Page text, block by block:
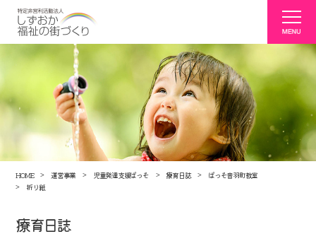
HOME 運営事業 児童発達支援ぱっそ 療育日誌
ぱっそ音羽町教室
折り紙
療育日誌